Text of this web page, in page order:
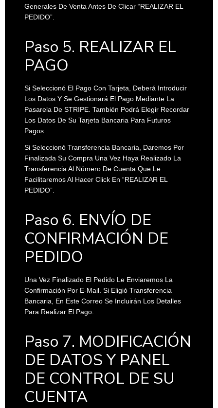
Generales De Venta Antes De Clicar “REALIZAR EL
PEDIDO”.
Paso 5. REALIZAR EL
PAGO
Si Seleccionó El Pago Con Tarjeta, Deberá Introducir
Los Datos Y Se Gestionará El Pago Mediante La
Pasarela De STRIPE. También Podrá Elegir Recordar
Los Datos De Su Tarjeta Bancaria Para Futuros
Pagos.
Si Seleccionó Transferencia Bancaria, Daremos Por
Finalizada Su Compra Una Vez Haya Realizado La
Transferencia Al Número De Cuenta Que Le
Facilitaremos Al Hacer Click En “REALIZAR EL
PEDIDO”.
Paso 6. ENVÍO DE
CONFIRMACIÓN DE
PEDIDO
Una Vez Finalizado El Pedido Le Enviaremos La
Confirmación Por E-Mail. Si Eligió Transferencia
Bancaria, En Este Correo Se Incluirán Los Detalles
Para Realizar El Pago.
Paso 7. MODIFICACIÓN
DE DATOS Y PANEL
DE CONTROL DE SU
CUENTA